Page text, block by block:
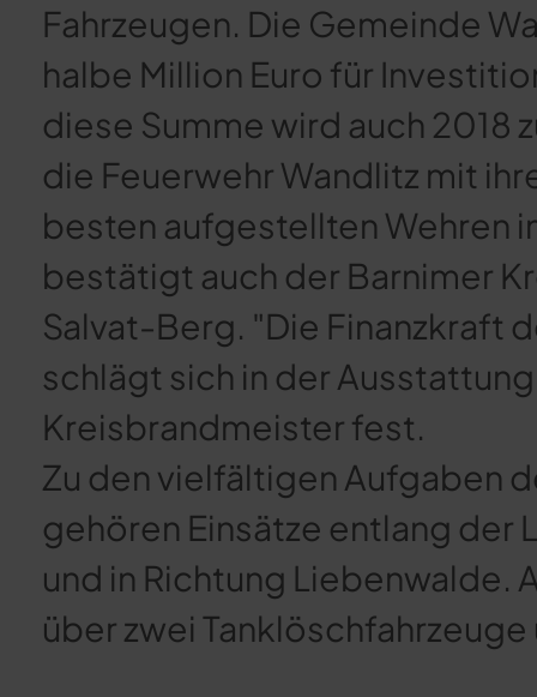
Fahrzeugen. Die Gemeinde
halbe Million Euro für
diese Summe wird auch 2018
die Feuerwehr Wandlitz mit
besten aufgestellten Wehren
bestätigt auch der Barnimer
Salvat-Berg. "Die Finanzkraft
schlägt sich in der
Kreisbrandmeister fest.
Zu den vielfältigen Aufgaben
gehören Einsätze entlang der
und in Richtung Liebenwalde.
über zwei